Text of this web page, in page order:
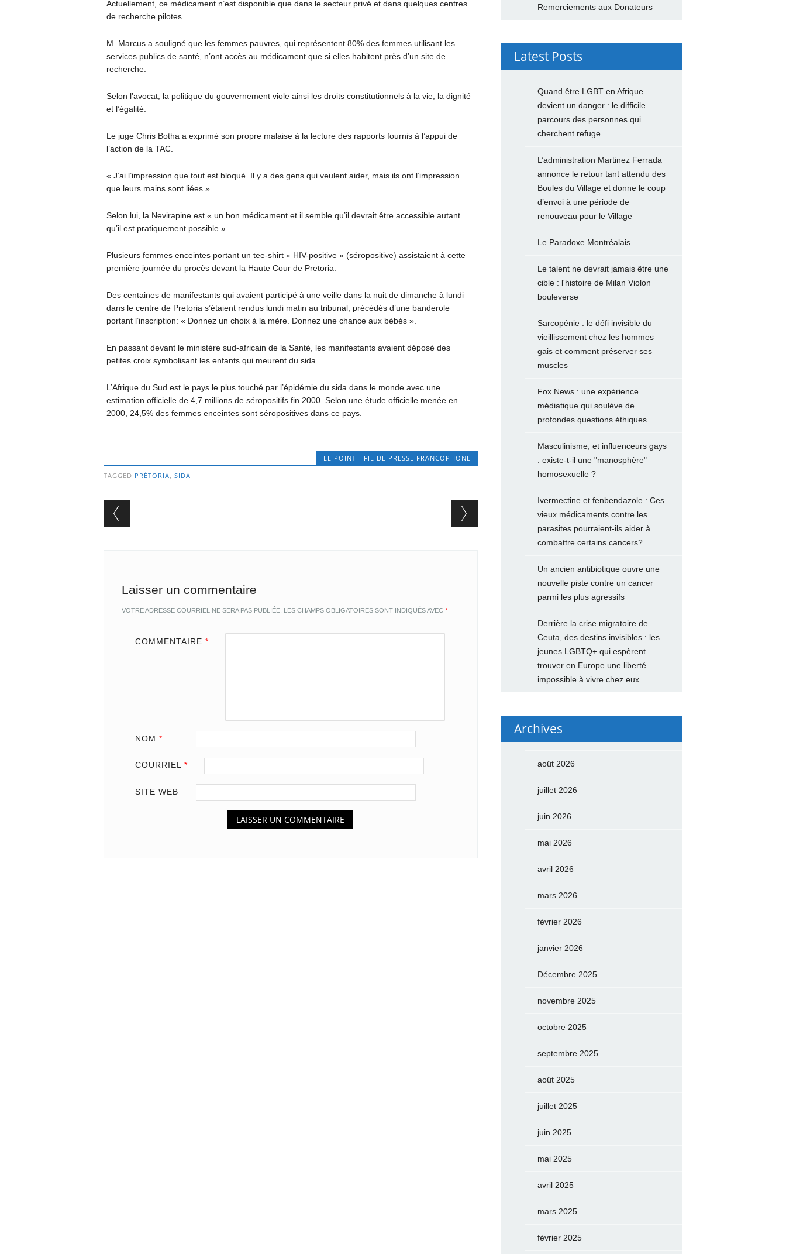
Actuellement, ce médicament n’est disponible que dans le secteur privé et dans quelques centres
de recherche pilotes.
M. Marcus a souligné que les femmes pauvres, qui représentent 80% des femmes utilisant les
services publics de santé, n’ont accès au médicament que si elles habitent près d’un site de
recherche.
Selon l’avocat, la politique du gouvernement viole ainsi les droits constitutionnels à la vie, la dignité
et l’égalité.
Le juge Chris Botha a exprimé son propre malaise à la lecture des rapports fournis à l’appui de
l’action de la TAC.
« J’ai l’impression que tout est bloqué. Il y a des gens qui veulent aider, mais ils ont l’impression
que leurs mains sont liées ».
Selon lui, la Nevirapine est « un bon médicament et il semble qu’il devrait être accessible autant
qu’il est pratiquement possible ».
Plusieurs femmes enceintes portant un tee-shirt « HIV-positive » (séropositive) assistaient à cette
première journée du procès devant la Haute Cour de Pretoria.
Des centaines de manifestants qui avaient participé à une veille dans la nuit de dimanche à lundi
dans le centre de Pretoria s’étaient rendus lundi matin au tribunal, précédés d’une banderole
portant l’inscription: « Donnez un choix à la mère. Donnez une chance aux bébés ».
En passant devant le ministère sud-africain de la Santé, les manifestants avaient déposé des
petites croix symbolisant les enfants qui meurent du sida.
L’Afrique du Sud est le pays le plus touché par l’épidémie du sida dans le monde avec une
estimation officielle de 4,7 millions de séropositifs fin 2000. Selon une étude officielle menée en
2000, 24,5% des femmes enceintes sont séropositives dans ce pays.
LE POINT - FIL DE PRESSE FRANCOPHONE
TAGGED PRÉTORIA, SIDA
Post navigation
Laisser un commentaire
VOTRE ADRESSE COURRIEL NE SERA PAS PUBLIÉE. LES CHAMPS OBLIGATOIRES SONT INDIQUÉS AVEC *
COMMENTAIRE *
NOM *
COURRIEL *
SITE WEB
Remerciements aux Donateurs
Latest Posts
Quand être LGBT en Afrique
devient un danger : le difficile
parcours des personnes qui
cherchent refuge
L’administration Martinez Ferrada
annonce le retour tant attendu des
Boules du Village et donne le coup
d’envoi à une période de
renouveau pour le Village
Le Paradoxe Montréalais
Le talent ne devrait jamais être une
cible : l'histoire de Milan Violon
bouleverse
Sarcopénie : le défi invisible du
vieillissement chez les hommes
gais et comment préserver ses
muscles
Fox News : une expérience
médiatique qui soulève de
profondes questions éthiques
Masculinisme, et influenceurs gays
: existe-t-il une "manosphère"
homosexuelle ?
Ivermectine et fenbendazole : Ces
vieux médicaments contre les
parasites pourraient-ils aider à
combattre certains cancers?
Un ancien antibiotique ouvre une
nouvelle piste contre un cancer
parmi les plus agressifs
Derrière la crise migratoire de
Ceuta, des destins invisibles : les
jeunes LGBTQ+ qui espèrent
trouver en Europe une liberté
impossible à vivre chez eux
Archives
août 2026
juillet 2026
juin 2026
mai 2026
avril 2026
mars 2026
février 2026
janvier 2026
Décembre 2025
novembre 2025
octobre 2025
septembre 2025
août 2025
juillet 2025
juin 2025
mai 2025
avril 2025
mars 2025
février 2025